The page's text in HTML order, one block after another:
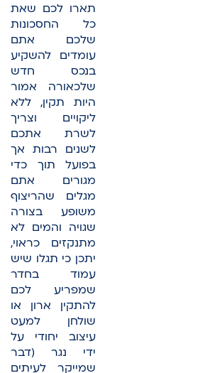
תארו לכם שאת
כל החסכונות
שלכם אתם
עומדים להשקיע
בנכס חדש
שלכאורה אמור
היות תקין, ללא
ליקויים וצריך
לשרת אתכם
לשנים רבות אך
בפועל תוך כדי
מגורים אתם
מגלים שהריצוף
משופע בצורה
שגויה והמים לא
מתנקזים כראוי,
יתכן כי תגלו שיש
עמוד בחדר
שמפריע לכם
להתקין ארון או
שולחן למעט
עיצוב יחודי על
ידי נגר (דבר
שמייקר לעיתים